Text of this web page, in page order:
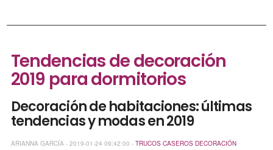
Tendencias de decoración
2019 para dormitorios
Decoración de habitaciones: últimas
tendencias y modas en 2019
ARIANNA GARCÍA - 2019-01-24 09:42:00 - TRUCOS CASEROS DECORACIÓN